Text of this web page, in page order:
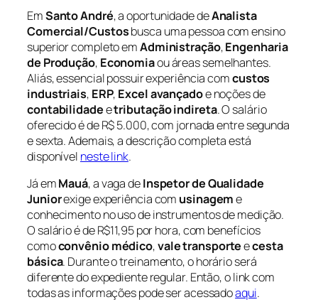
EmSanto André, a oportunidade deAnalista
Comercial/Custosbusca uma pessoa com ensino
superior completo emAdministração,Engenharia
de Produção, Economiaou áreas semelhantes.
Aliás, essencial possuir experiência comcustos
industriais, ERP, Excel avançadoe noções de
contabilidadeetributação indireta. O salário
oferecido é de R$ 5.000, com jornada entre segunda
e sexta. Ademais, a descrição completa está
disponível neste link.
Já emMauá, a vaga deInspetor de Qualidade
Juniorexige experiência com usinageme
conhecimento no uso de instrumentos de medição.
O salário é de R$11,95 por hora, com benefícios
comoconvênio médico,vale transporteecesta
básica. Durante o treinamento, o horário será
diferente do expediente regular. Então, o link com
todas as informações pode ser acessadoaqui.